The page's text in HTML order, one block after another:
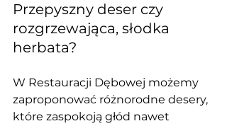
Przepyszny deser czy
rozgrzewająca, słodka
herbata?
W Restauracji Dębowej możemy
zaproponować różnorodne desery,
które zaspokoją głód nawet